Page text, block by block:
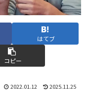
はてブ
コピー
2022.01.12 2025.11.25